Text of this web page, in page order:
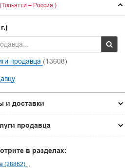
(Тольятти – Россия.)
продавца (13608)
и доставки
продавца
в разделах:
(28862)